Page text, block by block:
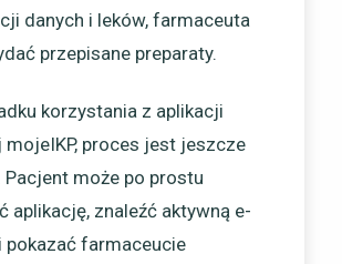
danych i leków, farmaceuta
przepisane preparaty.
korzystania z aplikacji
mojeIKP, proces jest jeszcze
Pacjent może po prostu
aplikację, znaleźć aktywną e-
pokazać farmaceucie